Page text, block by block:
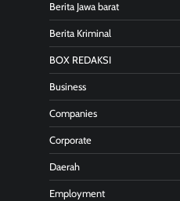
Berita Jawa barat
Berita Kriminal
BOX REDAKSI
Business
Companies
Corporate
Daerah
Employment